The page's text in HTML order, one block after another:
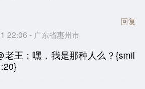
22:06 - 广东省惠州市
回复
老王：嘿，我是那种人么？{smil